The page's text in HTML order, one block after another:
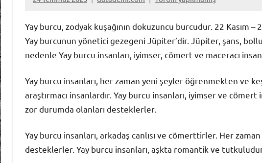
Yay burcu, zodyak kuşağının dokuzuncu burcudur. 22 Kasım
Yay burcunun yönetici gezegeni Jüpiter’dir. Jüpiter, şans,
nedenle Yay burcu insanları, iyimser, cömert ve maceracı
Yay burcu insanları, her zaman yeni şeyler öğrenmekten ve
araştırmacı insanlardır. Yay burcu insanları, iyimser ve cömert
zor durumda olanları desteklerler.
Yay burcu insanları, arkadaş canlısı ve cömerttirler. Her
desteklerler. Yay burcu insanları, aşkta romantik ve